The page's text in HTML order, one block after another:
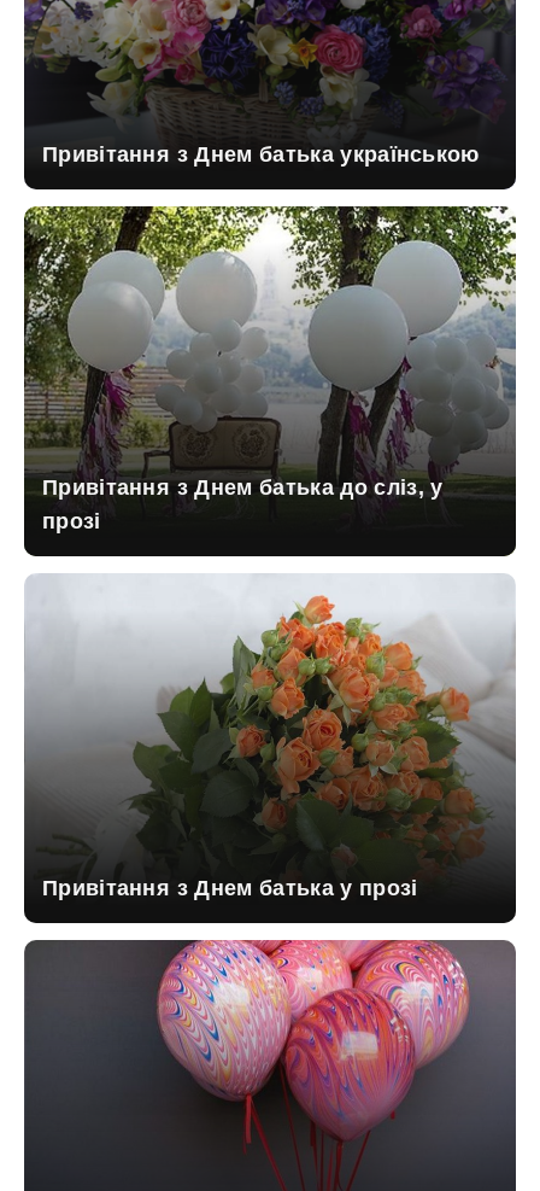
Привітання з Днем батька українською
Привітання з Днем батька до сліз, у
прозі
Привітання з Днем батька у прозі